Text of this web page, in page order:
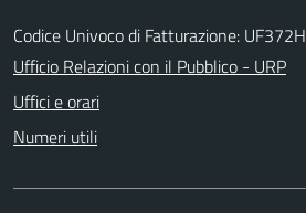
Codice Univoco di Fatturazione: UF372H
Ufficio Relazioni con il Pubblico - URP
Uffici e orari
Numeri utili